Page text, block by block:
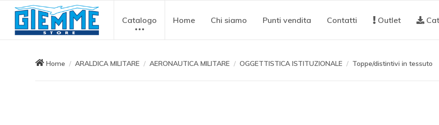
Catalogo Home Chi siamo Punti vendita Contatti Outlet
Home ARALDICA MILITARE AERONAUTICA MILITARE OGGETTISTICA ISTITUZIONALE Toppe/distintivi in tessuto